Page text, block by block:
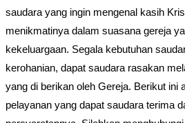
saudara yang ingin mengenal kasih
menikmatinya dalam suasana gereja
kekeluargaan. Segala kebutuhan
kerohanian, dapat saudara rasakan
yang di berikan oleh Gereja. Berikut ini
pelayanan yang dapat saudara terima